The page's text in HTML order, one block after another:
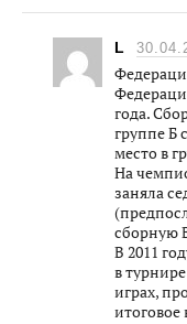
L
года.
группе Б
место в
На
заняла
сборную
В 2011
в
играх,
итоговое